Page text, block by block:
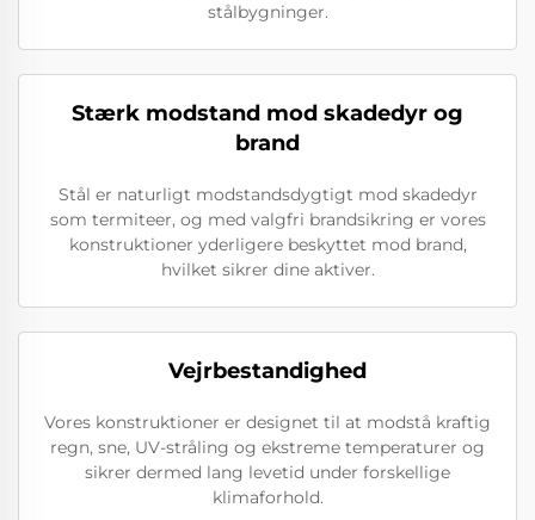
stålbygninger.
Stærk modstand mod skadedyr og
brand
Stål er naturligt modstandsdygtigt mod skadedyr
som termiteer, og med valgfri brandsikring er vores
konstruktioner yderligere beskyttet mod brand,
hvilket sikrer dine aktiver.
Vejrbestandighed
Vores konstruktioner er designet til at modstå kraftig
regn, sne, UV-stråling og ekstreme temperaturer og
sikrer dermed lang levetid under forskellige
klimaforhold.